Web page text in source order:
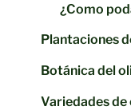
¿Como
Plantaciones
Botánica del
Variedades de